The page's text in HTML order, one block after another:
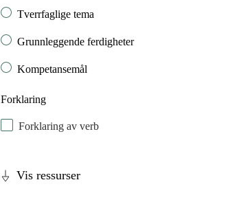
Tverrfaglige tema
Grunnleggende ferdigheter
Kompetansemål
Forklaring
Forklaring av verb
Vis ressurser